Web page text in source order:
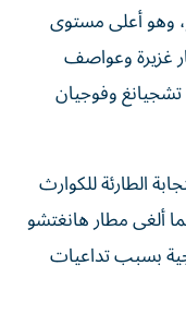
وهو أعلى مستوى
غزيرة وعواصف
وفوجيان
الطارئة للكوارث
ألغى مطار هانغتشو
وخارجية بسبب تداعيات